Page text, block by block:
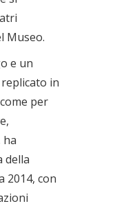
Museo.
e un
in
per
ha
della
2014, con